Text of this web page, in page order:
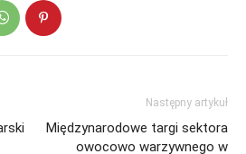
Następny artykuł
Międzynarodowe targi sektora
owocowo warzywnego w